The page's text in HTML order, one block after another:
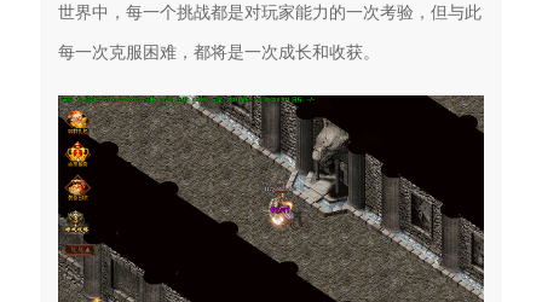
世界中，每一个挑战都是对玩家能力的一次考验，但与此
每一次克服困难，都将是一次成长和收获。